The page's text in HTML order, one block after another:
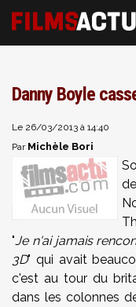
Danny Boyle
Le 26/03/2013 à 14:40
Par Michèle Bori
"Je n'ai jamais
3D" qui avait
c'est au tour du
dans les colonnes